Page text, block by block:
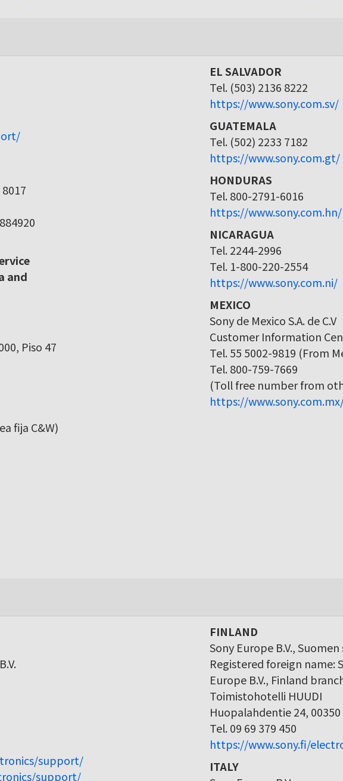
and
Piso 47
fija C&W)
EL SALVADOR
Tel. (503) 2136 8222
https://www.sony.com.sv/
GUATEMALA
Tel. (502) 2233 7182
https://www.sony.com.gt/
HONDURAS
Tel. 800-2791-6016
https://www.sony.com.hn/
NICARAGUA
Tel. 2244-2996
Tel. 1-800-220-2554
https://www.sony.com.ni/
MEXICO
Sony de Mexico S.A. de C.V
Customer Information
Tel. 55 5002-9819 (From
Tel. 800-759-7669
(Toll free number from
https://
support/
support/
FINLAND
Sony Europe B.V.,
Registered foreign name:
Europe B.V., Finland
Toimistohotelli HUUDI
Huopalahdentie 24,
Tel. 09 69 379 450
https://www.sony.fi/
ITALY